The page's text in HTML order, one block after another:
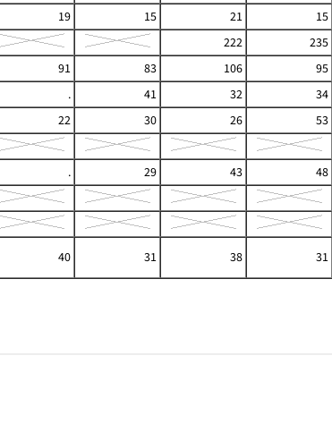
19 15 21 15
222 235
91 83 106
95
. 41 32
34
22 30 26
53
. 29 43
48
40 31 38 31